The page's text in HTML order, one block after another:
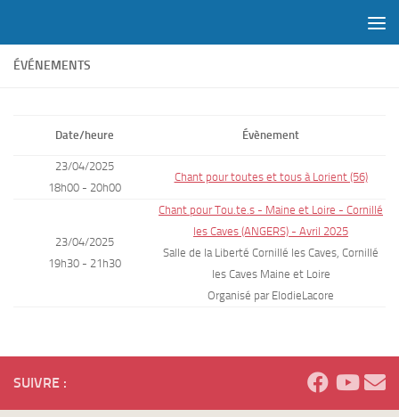
ÉVÉNEMENTS
Date/heure Évènement
23/04/2025
18h00 - 20h00
Chant pour toutes et tous à Lorient (56)
23/04/2025
19h30 - 21h30
Chant pour Tou.te.s - Maine et Loire - Cornillé
les Caves (ANGERS) - Avril 2025
Salle de la Liberté Cornillé les Caves, Cornillé
les Caves Maine et Loire
Organisé par ElodieLacore
SUIVRE :